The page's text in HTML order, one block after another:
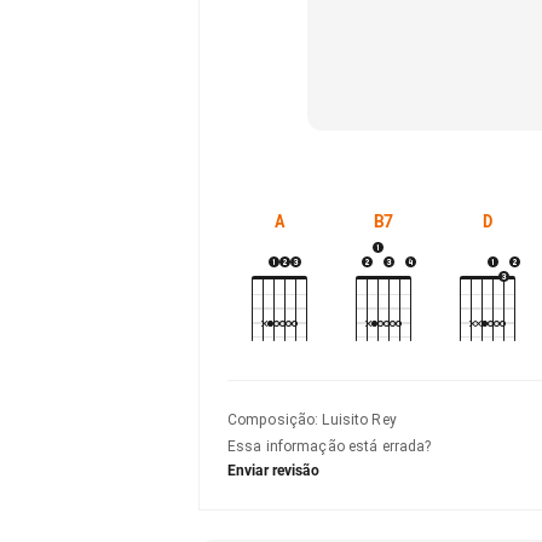
A B7 D
Composição: Luisito Rey
Essa informação está errada?
Enviar revisão